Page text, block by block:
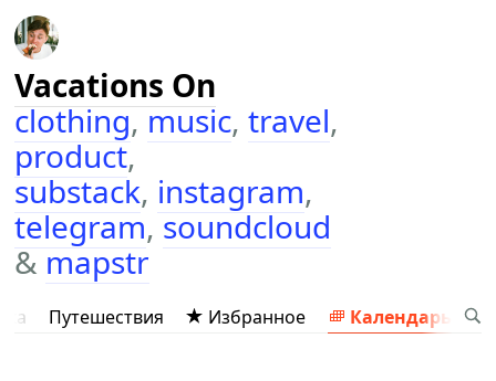
Vacations On
clothing,music,travel,
product,
substack, instagram,
telegram,soundcloud
&mapstr
Путешествия Избранное Календарь